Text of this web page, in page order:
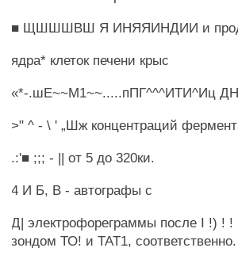
■ ЩШШШВШ Я ИНЯЯИНДИИ и
ядра* клеток печени крыс
«*-.шЕ~~М1~~.....пПГ^^^ИТИ^Иц
>" ^ - \ ' „Шж концентраций
.:'■ ;;; - || от 5 до 320ки.
4 И Б, В - автографы с
Д| электрофореграммы после I !) !
зондом ТО! и ТАТ1, соответственно.